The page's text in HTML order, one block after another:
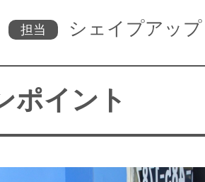
担当 シェイプアップ
ポイント